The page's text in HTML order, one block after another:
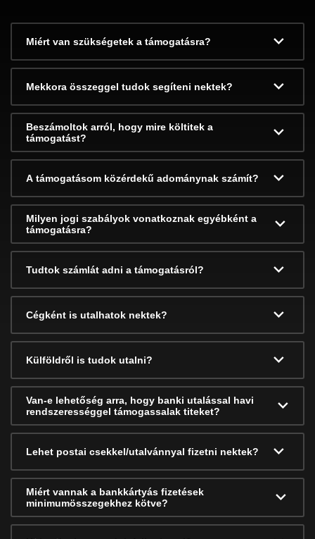
Miért van szükségetek a támogatásra?
Mekkora összeggel tudok segíteni nektek?
Beszámoltok arról, hogy mire költitek a
támogatást?
A támogatásom közérdekű adománynak számít?
Milyen jogi szabályok vonatkoznak egyébként a
támogatásra?
Tudtok számlát adni a támogatásról?
Cégként is utalhatok nektek?
Külföldről is tudok utalni?
Van-e lehetőség arra, hogy banki utalással havi
rendszerességgel támogassalak titeket?
Lehet postai csekkel/utalvánnyal fizetni nektek?
Miért vannak a bankkártyás fizetések
minimumösszegekhez kötve?